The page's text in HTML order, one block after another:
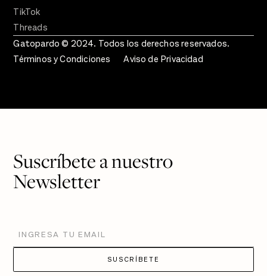
TikTok
Threads
Gatopardo © 2024. Todos los derechos reservados.
Términos y Condiciones
Aviso de Privacidad
Suscríbete a nuestro
Newsletter